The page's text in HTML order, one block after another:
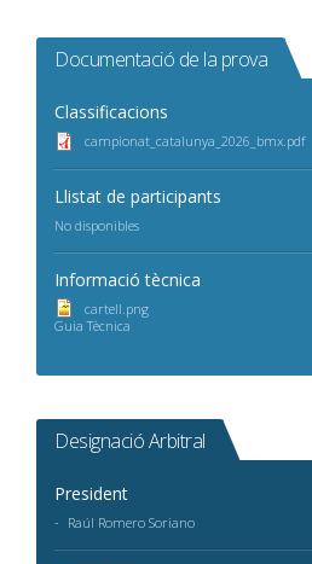
Documentació de la prova
Classificacions
campionat_catalunya_2026_bmx.pdf
Llistat de participants
No disponibles
Informació tècnica
cartell.png
Guia Tècnica
Designació Arbitral
President
Raúl Romero Soriano